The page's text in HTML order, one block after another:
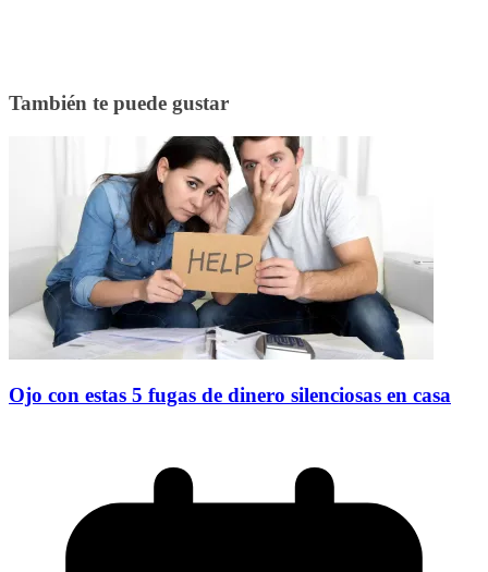
También te puede gustar
Ojo con estas 5 fugas de dinero silenciosas en casa